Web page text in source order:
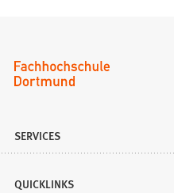
SERVICES
QUICKLINKS